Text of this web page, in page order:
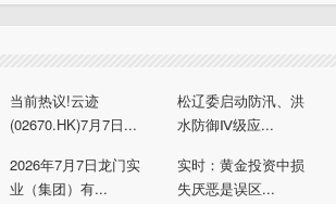
当前热议!云迹
(02670.HK)7月7日...
松辽委启动防汛、洪
水防御Ⅳ级应...
2026年7月7日龙门实
业（集团）有...
实时：黄金投资中损
失厌恶是误区...